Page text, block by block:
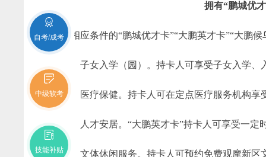
拥有“鹏城优
符合相应条件的“鹏城优才卡”“大鹏英才卡”“大鹏
（一）子女入学（园）。持卡人可享受子女入学、
（二）医疗保健。持卡人可在定点医疗服务机构享
（三）人才安居。“大鹏英才卡”持卡人可享受一定
（四）文体休闲服务。持卡人可预约免费观摩新
自考/成考
中级软考
技能补贴